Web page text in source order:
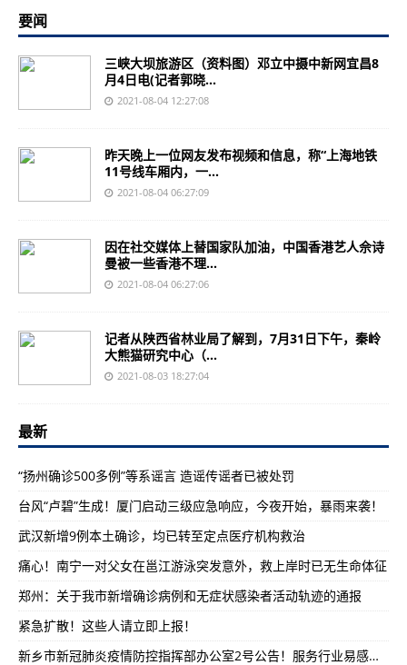
要闻
三峡大坝旅游区（资料图）邓立中摄中新网宜昌8
月4日电(记者郭晓...
2021-08-04 12:27:08
昨天晚上一位网友发布视频和信息，称“上海地铁
11号线车厢内，一...
2021-08-04 06:27:09
因在社交媒体上替国家队加油，中国香港艺人佘诗
曼被一些香港不理...
2021-08-04 06:27:06
记者从陕西省林业局了解到，7月31日下午，秦岭
大熊猫研究中心（...
2021-08-03 18:27:04
最新
“扬州确诊500多例”等系谣言 造谣传谣者已被处罚
台风“卢碧”生成！厦门启动三级应急响应，今夜开始，暴雨来袭！
武汉新增9例本土确诊，均已转至定点医疗机构救治
痛心！南宁一对父女在邕江游泳突发意外，救上岸时已无生命体征
郑州：关于我市新增确诊病例和无症状感染者活动轨迹的通报
紧急扩散！这些人请立即上报！
新乡市新冠肺炎疫情防控指挥部办公室2号公告！服务行业易感人员免费核酸检测